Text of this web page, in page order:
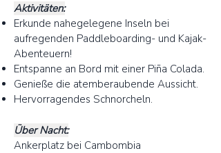
Aktivitäten:
Erkunde nahegelegene Inseln bei
aufregenden Paddleboarding- und Kajak-
Abenteuern!
Entspanne an Bord mit einer Piña Colada.
Genieße die atemberaubende Aussicht.
Hervorragendes Schnorcheln.
Über Nacht:
Ankerplatz bei Cambombia